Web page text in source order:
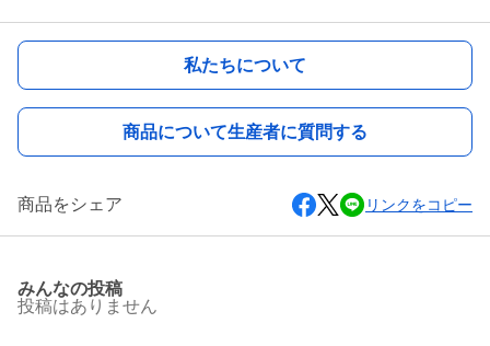
私たちについて
商品について生産者に質問する
商品をシェア リンクをコピー
みんなの投稿
投稿はありません